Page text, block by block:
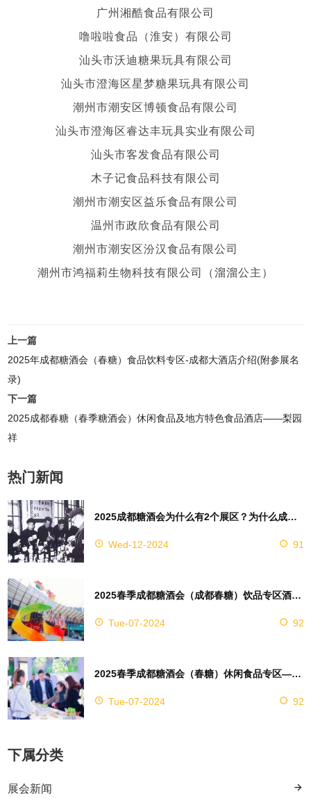
广州湘酷食品有限公司
噜啦啦食品（淮安）有限公司
汕头市沃迪糖果玩具有限公司
汕头市澄海区星梦糖果玩具有限公司
潮州市潮安区博顿食品有限公司
汕头市澄海区睿达丰玩具实业有限公司
汕头市客发食品有限公司
木子记食品科技有限公司
潮州市潮安区益乐食品有限公司
温州市政欣食品有限公司
潮州市潮安区汾汉食品有限公司
潮州市鸿福莉生物科技有限公司（溜溜公主）
上一篇
2025年成都糖酒会（春糖）食品饮料专区-成都大酒店介绍(附参展名
录)
下一篇
2025成都春糖（春季糖酒会）休闲食品及地方特色食品酒店——梨园
祥
热门新闻
2025成都糖酒会为什么有2个展区？为什么成都糖酒会有酒店展区？
Wed-12-2024 91
2025春季成都糖酒会（成都春糖）饮品专区酒店选铁道大酒店
Tue-07-2024 92
2025春季成都糖酒会（春糖）休闲食品专区—成都天府丽都喜来登酒店
Tue-07-2024 92
下属分类
展会新闻